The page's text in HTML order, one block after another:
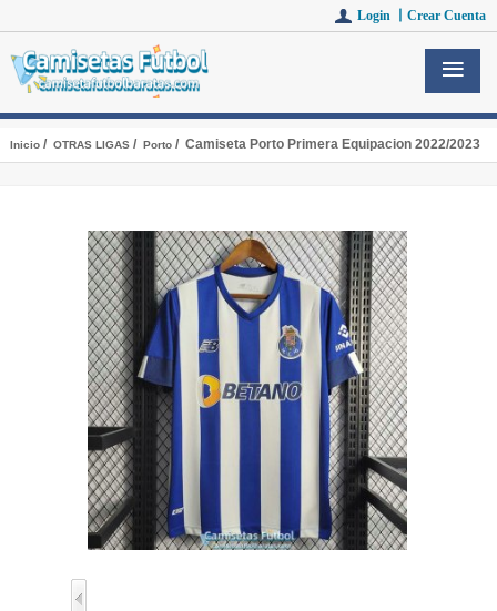
Login 丨 Crear Cuenta
Inicio/ OTRAS LIGAS/ Porto/ Camiseta Porto Primera Equipacion 2022/2023